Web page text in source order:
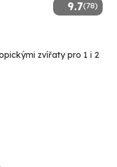
9.7(78)
zvířaty pro 1 i 2